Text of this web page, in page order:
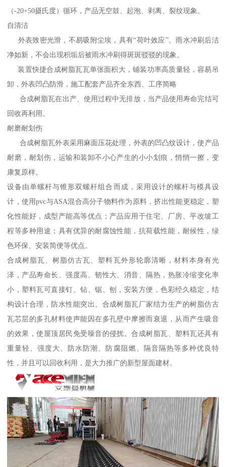
（-20+50摄氏度）循环，产品无空鼓、起泡、剥离、裂纹现象。
自清洁
外表致密光滑，不易吸附尘埃，具有“荷叶效应”。雨水冲刷后洁
净如新，不会出现积垢后被雨水冲刷得斑斑驳驳的现象。
装置快捷合成树脂瓦瓦单张面积大，铺装功率高质量轻，容易吊
卸，外表凹凸防滑，施工配套产品齐全东西、工序简略
合成树脂瓦在出产、使用过程中无排放，当产品使用寿命完结可
回收再利用。
耐磨耐划伤
合成树脂瓦外表采用麻面压花处理，外表的凹凸纹设计，使产品
耐磨，耐划伤，运输和装卸不小心产生的小小划痕，悄悄一擦，变
康复原样。
设备由单螺杆与锥形双螺杆组合而成，采用设计的螺杆与模具设
计，使用pvc与ASA混合高分子物料作为原料，挤出性能更稳定，塑
化性能好，成型产能高等优点；产品应用于住宅、厂房、平改坡工
程等多种用途；具有优异的耐腐蚀性能，抗荷载性能，耐候性，绿
色环保、安装简便等优点。
合成树脂瓦、树脂仿古瓦、塑料瓦外形轮廓清晰，材料本身有光
泽，产品寿命长、强度高、韧性大、消音、隔热，热胀冷缩变化率
小，塑料瓦可直接钉、钻、锯、刨，安装方便，色彩经久稳定，结
构设计合理，防水性能突出。合成树脂瓦厂家结力生产的树脂仿古
瓦芯层的多孔材料使声能因在多孔壁中摩擦而衰退，从而产生吸音
的效果，使屋顶居民免受噪音的侵扰。合成树脂瓦、塑料瓦还具有
重量轻、强度大、防水防潮、防腐阻燃、隔音隔热等多种优良特
性，并且可以回收利用，是大力推广的新型屋面建材。